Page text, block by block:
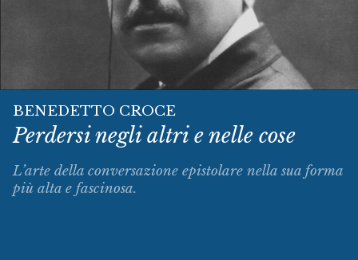
BENEDETTO CROCE
Perdersi negli altri e nelle cose
L’arte della conversazione epistolare nella sua forma
più alta e fascinosa.